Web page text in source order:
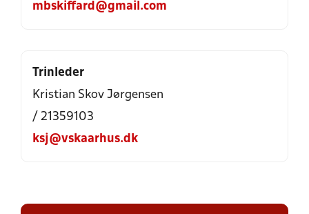
mbskiffard@gmail.com
Trinleder
Kristian Skov Jørgensen
/ 21359103
ksj@vskaarhus.dk